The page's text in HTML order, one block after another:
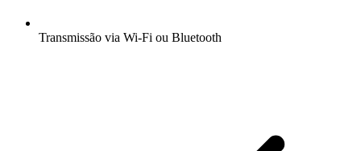
Transmissão via Wi-Fi ou Bluetooth